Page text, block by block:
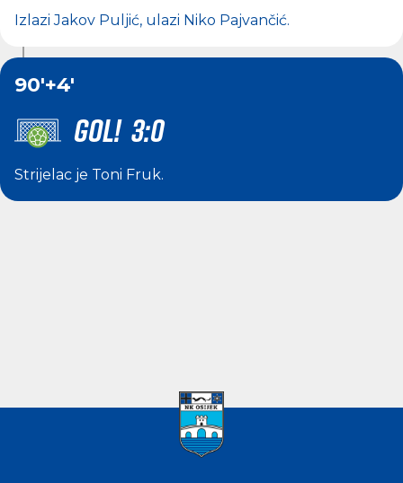
IzlaziJakov Puljić, ulazi Niko Pajvančić.
90'+4'
GOL! 3:0
Strijelac je Toni Fruk.